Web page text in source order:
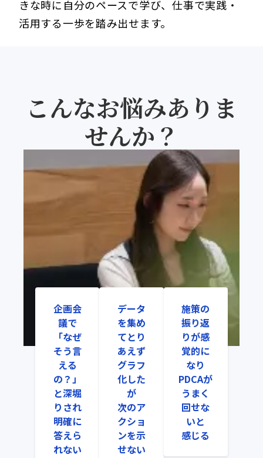
きな時に自分のペースで学び、仕事で実践・
活用する一歩を踏み出せます。
こんなお悩みありま
せんか？
企画会
議で
「なぜ
そう言
える
の？」
と深堀
りされ
明確に
答えら
れない
データ
を集め
てとり
あえず
グラフ
化した
が
次のア
クショ
ンを示
せない
施策の
振り返
りが感
覚的に
なり
PDCAが
うまく
回せな
いと
感じる